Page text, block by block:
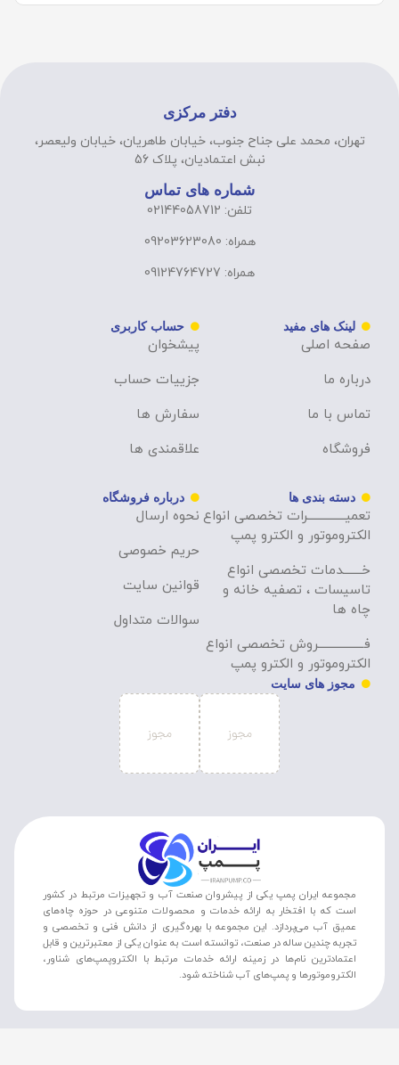
دفتر مرکزی
تهران، محمد علی جناح جنوب، خیابان طاهریان، خیابان ولیعصر،
نبش اعتمادیان، پلاک 56
شماره های تماس
تلفن: 02144058712
همراه: 09203623080
همراه: 09124764727
لینک های مفید
صفحه اصلی
درباره ما
تماس با ما
فروشگاه
حساب کاربری
پیشخوان
جزییات حساب
سفارش ها
علاقمندی ها
دسته بندی ها
تعمیــــــــــــــرات تخصصی انواع
الکتروموتور و الکترو پمپ
خـــــــدمات تخصصی انواع
تاسیسات ، تصفیه خانه و
چاه ها
فـــــــــــــــــروش تخصصی انواع
الکتروموتور و الکترو پمپ
درباره فروشگاه
نحوه ارسال
حریم خصوصی
قوانین سایت
سوالات متداول
مجوز های سایت
مجموعه ایران پمپ یکی از پیشروان صنعت آب و تجهیزات مرتبط در کشور
است که با افتخار به ارائه خدمات و محصولات متنوعی در حوزه چاه‌های
عمیق آب می‌پردازد. این مجموعه با بهره‌گیری از دانش فنی و تخصصی و
تجربه چندین ساله در صنعت، توانسته است به عنوان یکی از معتبرترین و قابل
اعتمادترین نام‌ها در زمینه ارائه خدمات مرتبط با الکتروپمپ‌های شناور،
الکتروموتورها و پمپ‌های آب شناخته شود.